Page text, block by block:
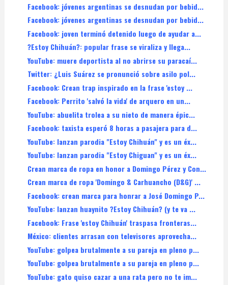
Facebook: jóvenes argentinas se desnudan por bebid...
Facebook: jóvenes argentinas se desnudan por bebid...
Facebook: joven terminó detenido luego de ayudar a...
?Estoy Chihuán?: popular frase se viraliza y llega...
YouTube: muere deportista al no abrirse su paracaí...
Twitter: ¿Luis Suárez se pronunció sobre asilo pol...
Facebook: Crean trap inspirado en la frase 'estoy ...
Facebook: Perrito 'salvó la vida' de arquero en un...
YouTube: abuelita trolea a su nieto de manera épic...
Facebook: taxista esperó 8 horas a pasajera para d...
YouTube: lanzan parodia "Estoy Chihuán" y es un éx...
YouTube: lanzan parodia "Estoy Chiguan" y es un éx...
Crean marca de ropa en honor a Domingo Pérez y Con...
Crean marca de ropa 'Domingo & Carhuancho (D&G)' ...
Facebook: crean marca para honrar a José Domingo P...
YouTube: lanzan huaynito ?Estoy Chihuán? (y te va ...
Facebook: Frase 'estoy Chihuán' traspasa fronteras...
México: clientes arrasan con televisores aprovecha...
YouTube: golpea brutalmente a su pareja en pleno p...
YouTube: golpea brutalmente a su pareja en pleno p...
YouTube: gato quiso cazar a una rata pero no te im...